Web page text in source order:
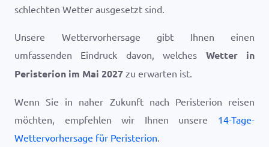
schlechten Wetter ausgesetzt sind.
Unsere Wettervorhersage gibt Ihnen einen
umfassenden Eindruck davon, welches Wetter in
Peristerion im Mai 2027 zu erwarten ist.
Wenn Sie in naher Zukunft nach Peristerion reisen
möchten, empfehlen wir Ihnen unsere 14-Tage-
Wettervorhersage für Peristerion.